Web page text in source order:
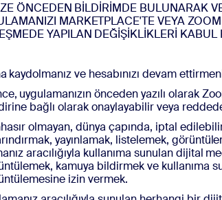
ÖNCEDEN BİLDİRİMDE BULUNARAK
MARKETPLACE'TE VEYA
YAPILAN DEĞİŞİKLİKLERİ
ve hesabınızı devam
uygulamanızın önceden yazılı olarak
bağlı olarak onaylayabilir veya
olmayan, dünya çapında, iptal
yayınlamak, listelemek,
aracılığıyla kullanıma sunulan dijital
kamuya bildirmek ve kullanıma
izin vermek.